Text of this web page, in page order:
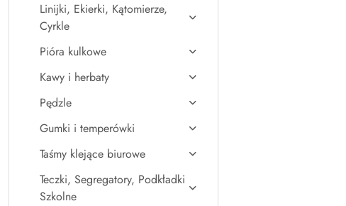
Linijki, Ekierki, Kątomierze,
Cyrkle
Pióra kulkowe
Kawy i herbaty
Pędzle
Gumki i temperówki
Taśmy klejące biurowe
Teczki, Segregatory, Podkładki
Szkolne